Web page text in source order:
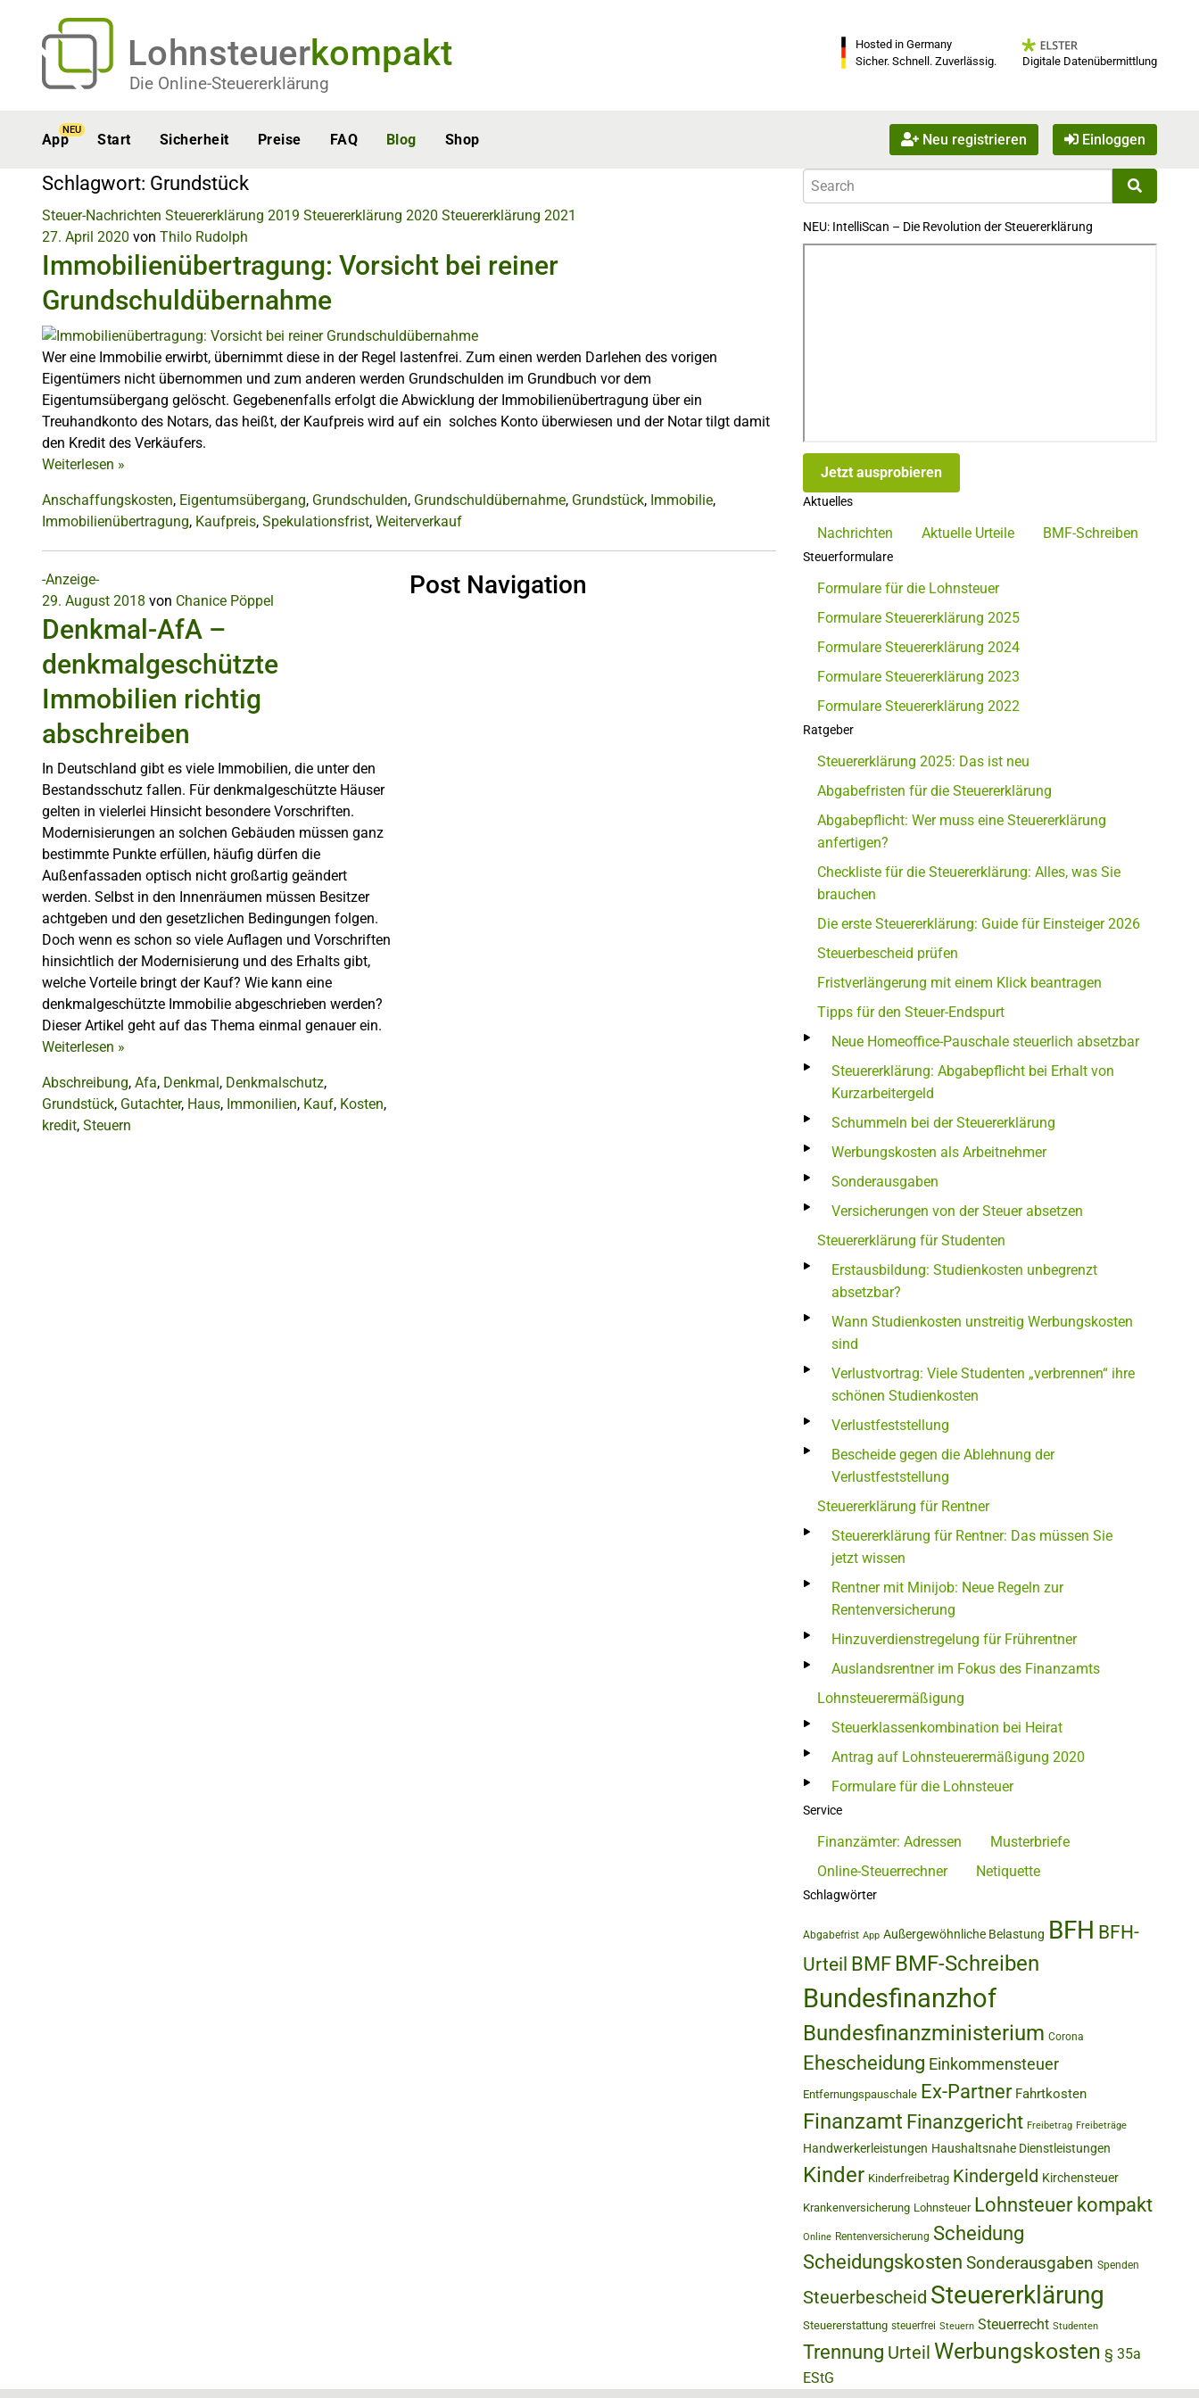
Lohnsteuerkompakt
Die Online-Steuererklärung
Hosted in Germany
Sicher. Schnell. Zuverlässig.
Digitale Datenübermittlung
App
NEU
Start Sicherheit Preise FAQ Blog Shop Neu registrieren Einloggen
Schlagwort: Grundstück
Steuer-Nachrichten Steuererklärung 2019 Steuererklärung 2020 Steuererklärung 2021
27. April 2020 von Thilo Rudolph
Immobilienübertragung: Vorsicht bei reiner
Grundschuldübernahme
Wer eine Immobilie erwirbt, übernimmt diese in der Regel lastenfrei. Zum einen werden Darlehen des vorigen
Eigentümers nicht übernommen und zum anderen werden Grundschulden im Grundbuch vor dem
Eigentumsübergang gelöscht. Gegebenenfalls erfolgt die Abwicklung der Immobilienübertragung über ein
Treuhandkonto des Notars, das heißt, der Kaufpreis wird auf ein solches Konto überwiesen und der Notar tilgt damit
den Kredit des Verkäufers.
Weiterlesen »
Anschaffungskosten, Eigentumsübergang, Grundschulden, Grundschuldübernahme, Grundstück, Immobilie,
Immobilienübertragung, Kaufpreis, Spekulationsfrist, Weiterverkauf
-Anzeige-
29. August 2018 von Chanice Pöppel
Denkmal-AfA –
denkmalgeschützte
Immobilien richtig
abschreiben
In Deutschland gibt es viele Immobilien, die unter den
Bestandsschutz fallen. Für denkmalgeschützte Häuser
gelten in vielerlei Hinsicht besondere Vorschriften.
Modernisierungen an solchen Gebäuden müssen ganz
bestimmte Punkte erfüllen, häufig dürfen die
Außenfassaden optisch nicht großartig geändert
werden. Selbst in den Innenräumen müssen Besitzer
achtgeben und den gesetzlichen Bedingungen folgen.
Doch wenn es schon so viele Auflagen und Vorschriften
hinsichtlich der Modernisierung und des Erhalts gibt,
welche Vorteile bringt der Kauf? Wie kann eine
denkmalgeschützte Immobilie abgeschrieben werden?
Dieser Artikel geht auf das Thema einmal genauer ein.
Weiterlesen »
Abschreibung, Afa, Denkmal, Denkmalschutz,
Grundstück, Gutachter, Haus, Immonilien, Kauf, Kosten,
kredit, Steuern
Post Navigation
NEU: IntelliScan – Die Revolution der Steuererklärung
Jetzt ausprobieren
Aktuelles
Nachrichten Aktuelle Urteile BMF-Schreiben
Steuerformulare
Formulare für die Lohnsteuer
Formulare Steuererklärung 2025
Formulare Steuererklärung 2024
Formulare Steuererklärung 2023
Formulare Steuererklärung 2022
Ratgeber
Steuererklärung 2025: Das ist neu
Abgabefristen für die Steuererklärung
Abgabepflicht: Wer muss eine Steuererklärung
anfertigen?
Checkliste für die Steuererklärung: Alles, was Sie
brauchen
Die erste Steuererklärung: Guide für Einsteiger 2026
Steuerbescheid prüfen
Fristverlängerung mit einem Klick beantragen
Tipps für den Steuer-Endspurt
Neue Homeoffice-Pauschale steuerlich absetzbar
Steuererklärung: Abgabepflicht bei Erhalt von
Kurzarbeitergeld
Schummeln bei der Steuererklärung
Werbungskosten als Arbeitnehmer
Sonderausgaben
Versicherungen von der Steuer absetzen
Steuererklärung für Studenten
Erstausbildung: Studienkosten unbegrenzt
absetzbar?
Wann Studienkosten unstreitig Werbungskosten
sind
Verlustvortrag: Viele Studenten „verbrennen“ ihre
schönen Studienkosten
Verlustfeststellung
Bescheide gegen die Ablehnung der
Verlustfeststellung
Steuererklärung für Rentner
Steuererklärung für Rentner: Das müssen Sie
jetzt wissen
Rentner mit Minijob: Neue Regeln zur
Rentenversicherung
Hinzuverdienstregelung für Frührentner
Auslandsrentner im Fokus des Finanzamts
Lohnsteuerermäßigung
Steuerklassenkombination bei Heirat
Antrag auf Lohnsteuerermäßigung 2020
Formulare für die Lohnsteuer
Service
Finanzämter: Adressen
Musterbriefe
Online-Steuerrechner
Netiquette
Schlagwörter
Abgabefrist App Außergewöhnliche Belastung BFH BFH-
Urteil BMF BMF-Schreiben
Bundesfinanzhof
Bundesfinanzministerium Corona
Ehescheidung Einkommensteuer
Entfernungspauschale Ex-Partner Fahrtkosten
Finanzamt Finanzgericht Freibetrag Freibeträge
Handwerkerleistungen Haushaltsnahe Dienstleistungen
Kinder Kinderfreibetrag Kindergeld Kirchensteuer
Krankenversicherung Lohnsteuer Lohnsteuer kompakt
Online Rentenversicherung Scheidung
Scheidungskosten Sonderausgaben Spenden
Steuerbescheid Steuererklärung
Steuererstattung steuerfrei Steuern Steuerrecht Studenten
Trennung Urteil Werbungskosten § 35a
EStG